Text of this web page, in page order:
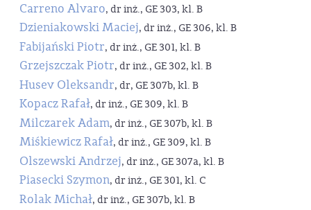
Carreno Alvaro, dr inż., GE 303, kl. B
Dzieniakowski Maciej, dr inż., GE 306, kl. B
Fabijański Piotr, dr inż., GE 301, kl. B
Grzejszczak Piotr, dr inż., GE 302, kl. B
Husev Oleksandr, dr, GE 307b, kl. B
Kopacz Rafał, dr inż., GE 309, kl. B
Milczarek Adam, dr inż., GE 307b, kl. B
Miśkiewicz Rafał, dr inż., GE 309, kl. B
Olszewski Andrzej, dr inż., GE 307a, kl. B
Piasecki Szymon, dr inż., GE 301, kl. C
Rolak Michał, dr inż., GE 307b, kl. B